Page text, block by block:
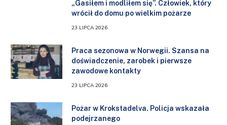
„Gasiłem i modliłem się”. Człowiek, który
wrócił do domu po wielkim pożarze
23 LIPCA 2026
Praca sezonowa w Norwegii. Szansa na
doświadczenie, zarobek i pierwsze
zawodowe kontakty
23 LIPCA 2026
Pożar w Krokstadelva. Policja wskazała
podejrzanego